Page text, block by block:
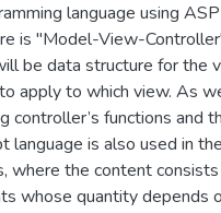
language using
is "Model-View-
be data structure for the
apply to which view. As
controller’s functions and
language is also used in
where the content
whose quantity depends